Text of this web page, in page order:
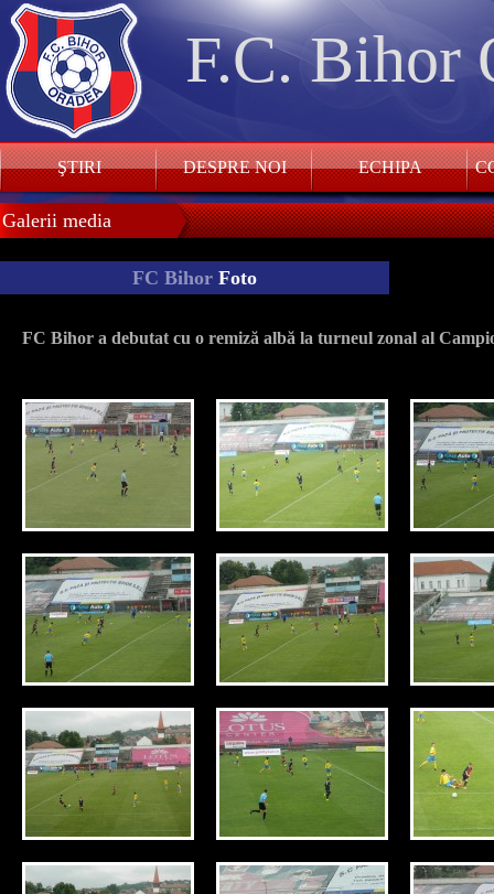
F.C. Bihor
ŞTIRI DESPRE NOI ECHIPA
Galerii media
FC Bihor Foto
FC Bihor a debutat cu o remiză albă la turneul zonal al